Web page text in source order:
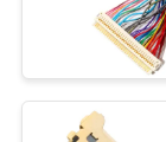
করুন